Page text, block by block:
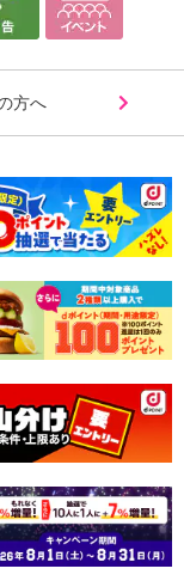
やすいバストの形を
ッド
方へ